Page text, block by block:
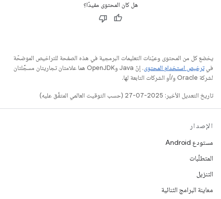
هل كان المحتوى مفيدًا؟
يخضع كل من المحتوى وعيّنات التعليمات البرمجية في هذه الصفحة للتراخيص الموضحّة
فيترخيص استخدام المحتوى
. إنّ Java وOpenJDK هما علامتان تجاريتان مسجَّلتان
لشركة Oracle و/أو الشركات التابعة لها.
تاريخ التعديل الأخير: 2025-07-27 (حسب التوقيت العالمي المتفَّق عليه)
الإصدار
مستودع Android
المتطلّبات
التنزيل
معاينة البرامج الثنائية